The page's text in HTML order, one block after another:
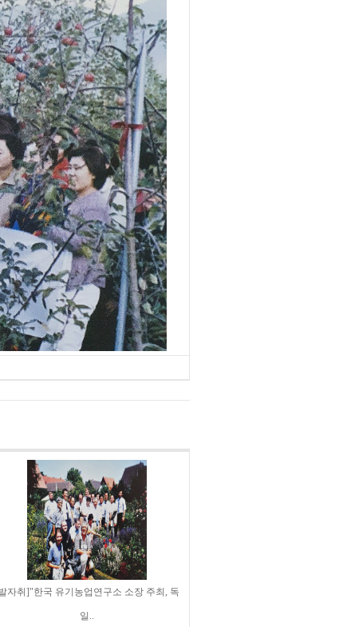
자취]"한국 유기농업연구소 소장 주최, 독
일..